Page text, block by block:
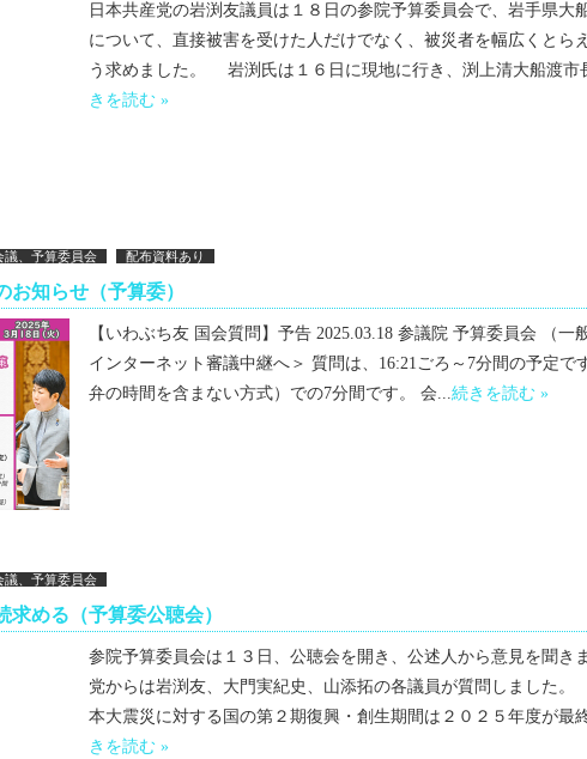
日本共産党の岩渕友議員は１８日の参院予算委員会で、岩手県大
について、直接被害を受けた人だけでなく、被災者を幅広くとら
う求めました。 岩渕氏は１６日に現地に行き、渕上清大船渡市
きを読む »
議、予算委員会 配布資料あり
お知らせ（予算委）
【いわぶち友 国会質問】予告 2025.03.18 参議院 予算委員会 （一
インターネット審議中継へ＞ 質問は、16:21ごろ～7分間の予定で
弁の時間を含まない方式）での7分間です。 会... 続きを読む »
議、予算委員会
求める（予算委公聴会）
参院予算委員会は１３日、公聴会を開き、公述人から意見を聞き
党からは岩渕友、大門実紀史、山添拓の各議員が質問しました
本大震災に対する国の第２期復興・創生期間は２０２５年度が最
きを読む »